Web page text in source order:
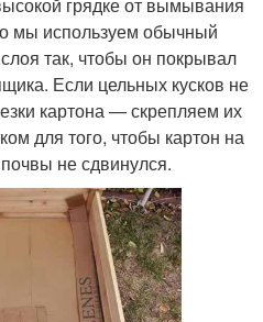
мы используем обычный
так, чтобы он покрывал
Если цельных кусков не
картона — скрепляем их
для того, чтобы картон на
не сдвинулся.